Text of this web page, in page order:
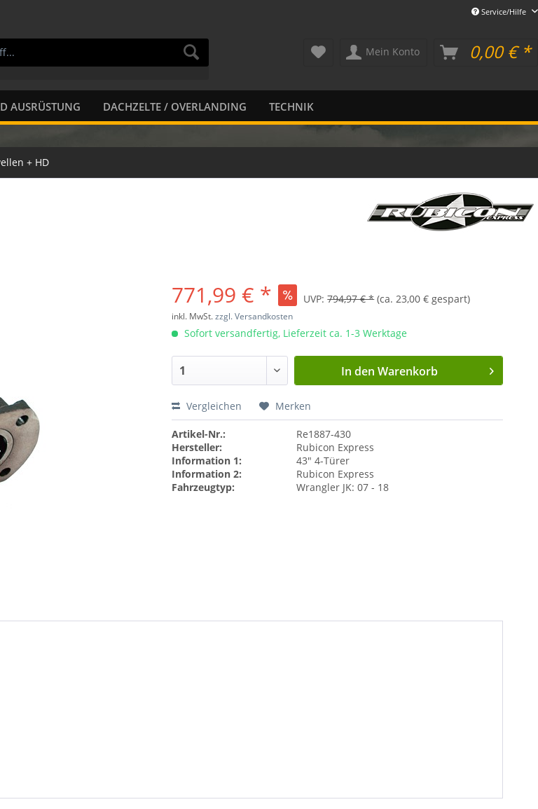
Service/Hilfe
Mein Konto 0,00 € *
AUSRÜSTUNG DACHZELTE / OVERLANDING TECHNIK
+ HD
771,99 € * UVP:794,97 € *(ca. 23,00 € gespart)
inkl. MwSt.zzgl. Versandkosten
Sofort versandfertig, Lieferzeit ca. 1-3 Werktage
In den Warenkorb
Vergleichen Merken
Artikel-Nr.:
Re1887-430
Hersteller:
Rubicon Express
Information 1:
43" 4-Türer
Information 2:
Rubicon Express
Fahrzeugtyp:
Wrangler JK: 07 - 18